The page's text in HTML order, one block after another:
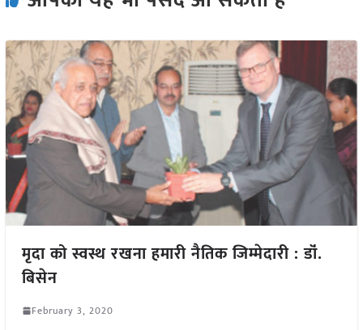
मृदा को स्वस्थ रखना हमारी नैतिक जिम्मेदारी : डॉं.
बिसेन
February 3, 2020